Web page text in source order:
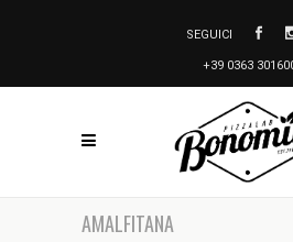
SEGUICI
+39 0363
AMALFITANA